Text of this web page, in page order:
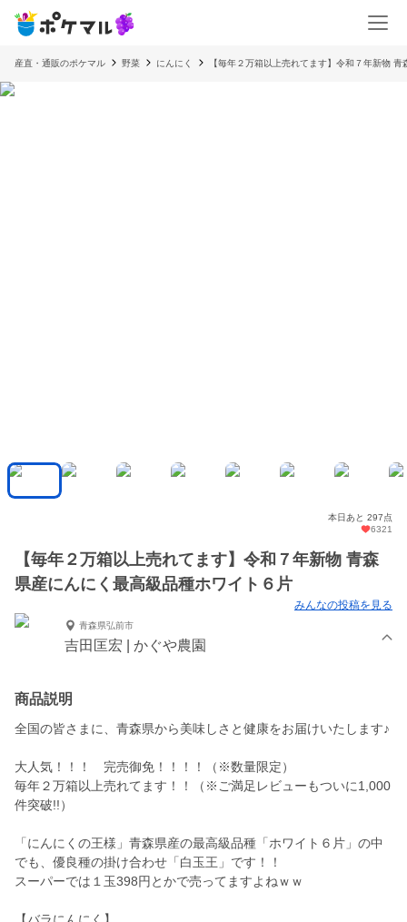
産直・通販のポケマル 野菜 にんにく 【毎年２万箱以上売れてます】令和７年新物
本日あと 297点
6321
【毎年２万箱以上売れてます】令和７年新物 青森
県産にんにく最高級品種ホワイト６片
みんなの投稿を見る
青森県弘前市
吉田匡宏 | かぐや農園
商品説明
全国の皆さまに、青森県から美味しさと健康をお届けいたします♪
大人気！！！ 完売御免！！！！（※数量限定）
毎年２万箱以上売れてます！！（※ご満足レビューもついに1,000
件突破!!）
「にんにくの王様」青森県産の最高級品種「ホワイト６片」の中
でも、優良種の掛け合わせ「白玉王」です！！
スーパーでは１玉398円とかで売ってますよねｗｗ